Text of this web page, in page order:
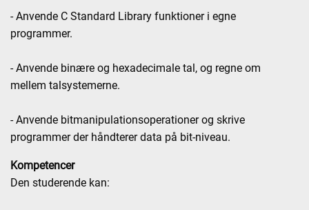
- Anvende C Standard Library funktioner i egne
programmer.
- Anvende binære og hexadecimale tal, og regne om
mellem talsystemerne.
- Anvende bitmanipulationsoperationer og skrive
programmer der håndterer data på bit-niveau.
Kompetencer
Den studerende kan: